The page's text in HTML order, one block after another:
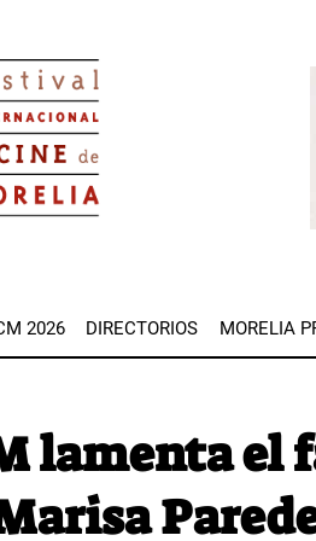
2026 DIRECTORIOS MORELIA
lamenta el